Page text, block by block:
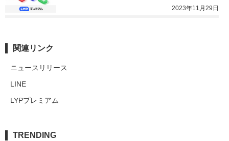
2023年11月29日
関連リンク
ニュースリリース
LINE
LYPプレミアム
TRENDING